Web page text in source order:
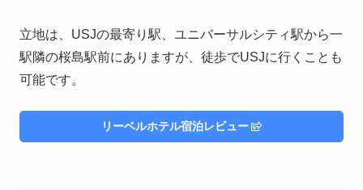
立地は、USJの最寄り駅、ユニバーサルシティ駅から一
駅隣の桜島駅前にありますが、徒歩でUSJに行くことも
可能です。
リーベルホテル宿泊レビュー